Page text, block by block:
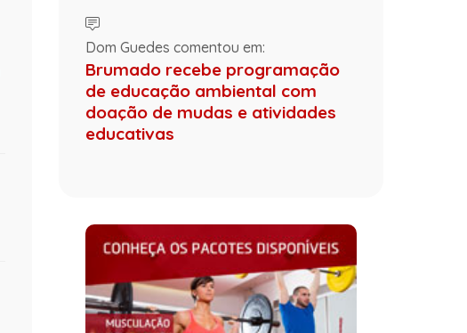
Dom Guedes comentou em:
Brumado recebe programação
de educação ambiental com
doação de mudas e atividades
educativas